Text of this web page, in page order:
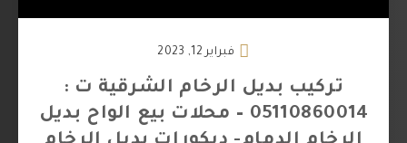
فبراير 12, 2023
تركيب بديل الرخام الشرقية ت :
05110860014 – محلات بيع الواح بديل